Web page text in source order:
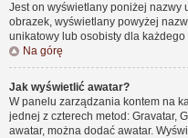
Jest on wyświetlany poniżej nazwy
obrazek, wyświetlany powyżej
unikatowy lub osobisty dla każdego
Na górę
Jak wyświetlić awatar?
W panelu zarządzania kontem na
jednej z czterech metod: Gravatar,
awatar, można dodać awatar.